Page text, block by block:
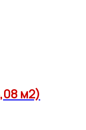
м2)